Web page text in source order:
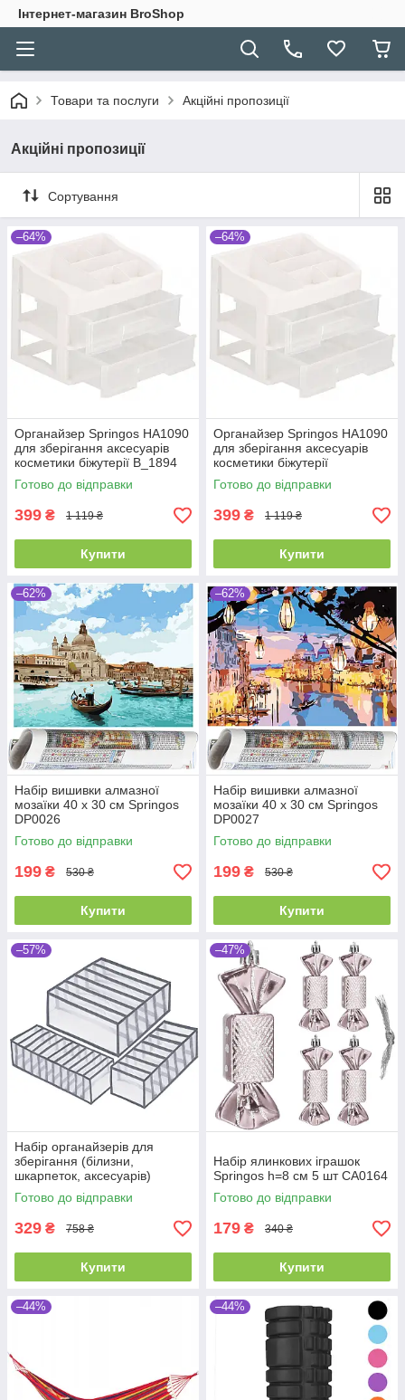
Інтернет-магазин BroShop
Товари та послуги Акційні пропозиції
Акційні пропозиції
Сортування
–64%
Органайзер Springos HA1090
для зберігання аксесуарів
косметики біжутерії B_1894
Готово до відправки
399 ₴ 1 119 ₴
Купити
–64%
Органайзер Springos HA1090
для зберігання аксесуарів
косметики біжутерії
Готово до відправки
399 ₴ 1 119 ₴
Купити
–62%
Набір вишивки алмазної
мозаїки 40 x 30 см Springos
DP0026
Готово до відправки
199 ₴ 530 ₴
Купити
–62%
Набір вишивки алмазної
мозаїки 40 x 30 см Springos
DP0027
Готово до відправки
199 ₴ 530 ₴
Купити
–57%
Набір органайзерів для
зберігання (білизни,
шкарпеток, аксесуарів)
Springos HA3115
Готово до відправки
329 ₴ 758 ₴
Купити
–47%
Набір ялинкових іграшок
Springos h=8 см 5 шт CA0164
Готово до відправки
179 ₴ 340 ₴
Купити
–44% –44%